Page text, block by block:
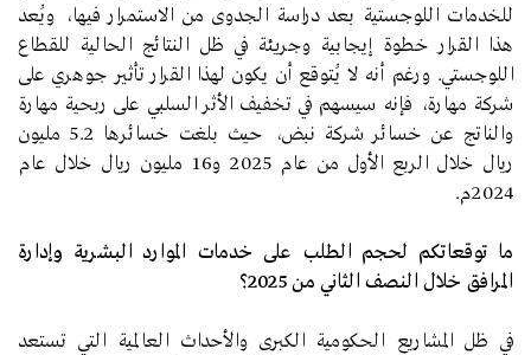
للخدمات اللوجستية بعد دراسة الجدوى من الاستمرار فيها، ويُعد
هذا القرار خطوة إيجابية وجريئة في ظل النتائج الحالية للقطاع
اللوجستي. ورغم أنه لا يُتوقع أن يكون لهذا القرار تأثير جوهري على
شركة مهارة، فإنه سيسهم في تخفيف الأثر السلبي على ربحية مهارة
والناتج عن خسائر شركة نبض، حيث بلغت خسائرها 5.2 مليون
ريال خلال الربع الأول من عام 2025 و16 مليون ريال خلال عام
2024م.
ما توقعاتكم لحجم الطلب على خدمات الموارد البشرية وإدارة
المرافق خلال النصف الثاني من 2025؟
في ظل المشاريع الحكومية الكبرى والأحداث العالمية التي تستعد